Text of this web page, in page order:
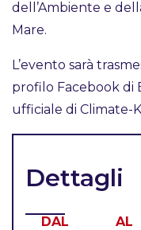
dell’Ambiente e
Mare.
L’evento sarà
profilo Facebook di
ufficiale di Climate-
Dettagli
DAL AL